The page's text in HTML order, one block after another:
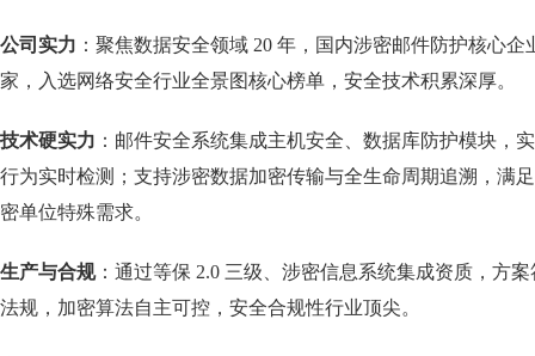
公司实力 ：聚焦数据安全领域 20 年，国内涉密邮件防护核心
家，入选网络安全行业全景图核心榜单，安全技术积累深厚。
技术硬实力 ：邮件安全系统集成主机安全、数据库防护模块，
行为实时检测；支持涉密数据加密传输与全生命周期追溯，满
密单位特殊需求。
生产与合规：通过等保 2.0 三级、涉密信息系统集成资质，方
法规，加密算法自主可控，安全合规性行业顶尖。